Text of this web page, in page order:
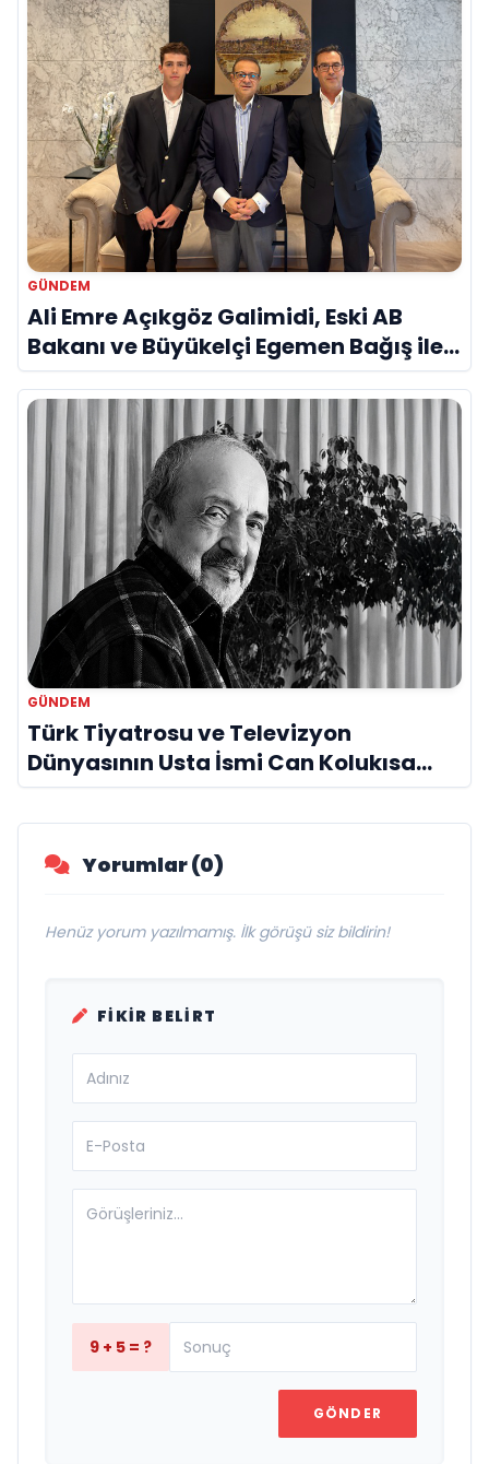
GÜNDEM
Ali Emre Açıkgöz Galimidi, Eski AB
Bakanı ve Büyükelçi Egemen Bağış ile
Bir Araya Geldi
GÜNDEM
Türk Tiyatrosu ve Televizyon
Dünyasının Usta İsmi Can Kolukısa
Hayatını Kaybetti
Yorumlar (0)
Henüz yorum yazılmamış. İlk görüşü siz bildirin!
FIKIR BELIRT
9 + 5 = ?
GÖNDER